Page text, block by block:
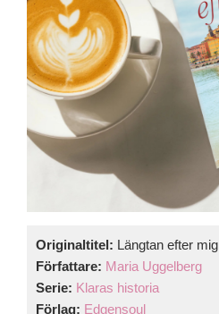
Originaltitel: Längtan efter mig
Författare: Maria Uggelberg
Serie: Klaras historia
Förlag: Edgensoul